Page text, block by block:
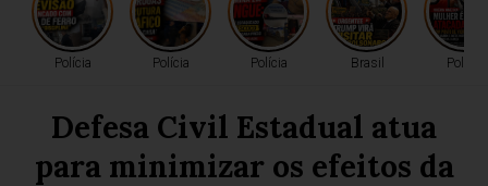
Polícia Polícia Polícia Brasil Polícia
Defesa Civil Estadual atua
para minimizar os efeitos da